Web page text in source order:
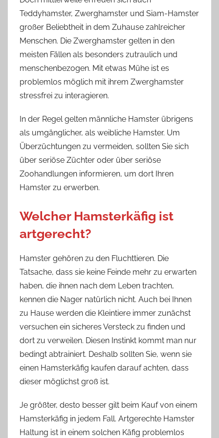
Teddyhamster, Zwerghamster und Siam-Hamster
großer Beliebtheit in dem Zuhause zahlreicher
Menschen. Die Zwerghamster gelten in den
meisten Fällen als besonders zutraulich und
menschenbezogen. Mit etwas Mühe ist es
problemlos möglich mit ihrem Zwerghamster
stressfrei zu interagieren.
In der Regel gelten männliche Hamster übrigens
als umgänglicher, als weibliche Hamster. Um
Überzüchtungen zu vermeiden, sollten Sie sich
über seriöse Züchter oder über seriöse
Zoohandlungen informieren, um dort Ihren
Hamster zu erwerben.
Welcher Hamsterkäfig ist
artgerecht?
Hamster gehören zu den Fluchttieren. Die
Tatsache, dass sie keine Feinde mehr zu erwarten
haben, die ihnen nach dem Leben trachten,
kennen die Nager natürlich nicht. Auch bei Ihnen
zu Hause werden die Kleintiere immer zunächst
versuchen ein sicheres Versteck zu finden und
dort zu verweilen. Diesen Instinkt kommt man nur
bedingt abtrainiert. Deshalb sollten Sie, wenn sie
einen Hamsterkäfig kaufen darauf achten, dass
dieser möglichst groß ist.
Je größter, desto besser gilt beim Kauf von einem
Hamsterkäfig in jedem Fall. Artgerechte Hamster
Haltung ist in einem solchen Käfig problemlos